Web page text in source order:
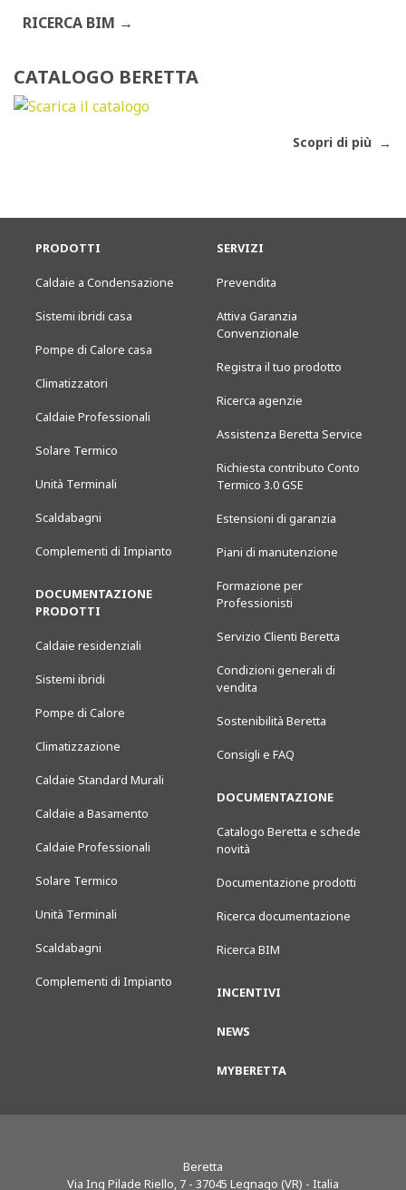
RICERCA BIM
CATALOGO BERETTA
Scopri di più
PRODOTTI
Caldaie a Condensazione
Sistemi ibridi casa
Pompe di Calore casa
Climatizzatori
Caldaie Professionali
Solare Termico
Unità Terminali
Scaldabagni
Complementi di Impianto
DOCUMENTAZIONE
PRODOTTI
Caldaie residenziali
Sistemi ibridi
Pompe di Calore
Climatizzazione
Caldaie Standard Murali
Caldaie a Basamento
Caldaie Professionali
Solare Termico
Unità Terminali
Scaldabagni
Complementi di Impianto
SERVIZI
Prevendita
Attiva Garanzia
Convenzionale
Registra il tuo prodotto
Ricerca agenzie
Assistenza Beretta Service
Richiesta contributo Conto
Termico 3.0 GSE
Estensioni di garanzia
Piani di manutenzione
Formazione per
Professionisti
Servizio Clienti Beretta
Condizioni generali di
vendita
Sostenibilità Beretta
Consigli e FAQ
DOCUMENTAZIONE
Catalogo Beretta e schede
novità
Documentazione prodotti
Ricerca documentazione
Ricerca BIM
INCENTIVI
NEWS
MYBERETTA
Beretta
Via Ing Pilade Riello, 7 - 37045 Legnago (VR) - Italia